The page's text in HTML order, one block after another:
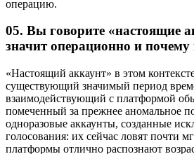
операцию.
05. Вы говорите «настоящие
значит операционно и
«Настоящий аккаунт» в этом
существующий значимый период
взаимодействующий с платформой
помеченный за прежнее аномальное
одноразовые аккаунты, созданные
голосования: их сейчас ловят почти
платформы отлично распознают